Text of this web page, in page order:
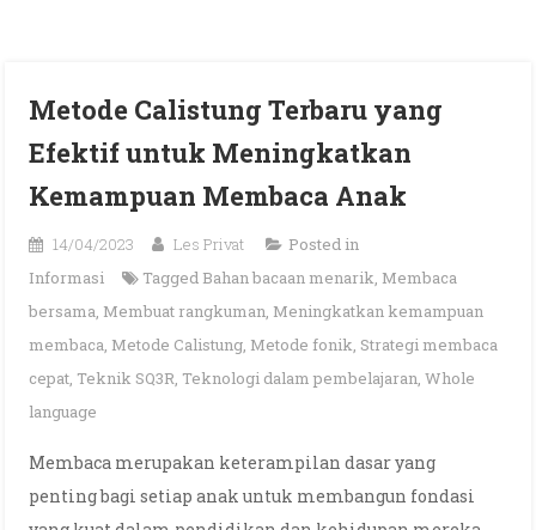
Metode Calistung Terbaru yang
Efektif untuk Meningkatkan
Kemampuan Membaca Anak
14/04/2023 Les Privat
Posted in
Informasi
Tagged Bahan bacaan menarik, Membaca
bersama, Membuat rangkuman, Meningkatkan kemampuan
membaca, Metode Calistung, Metode fonik, Strategi membaca
cepat, Teknik SQ3R, Teknologi dalam pembelajaran,Whole
language
Membaca merupakan keterampilan dasar yang
penting bagi setiap anak untuk membangun fondasi